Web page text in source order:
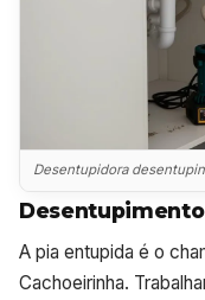
Desentupidora
A pia entupida é o
Cachoeirinha.